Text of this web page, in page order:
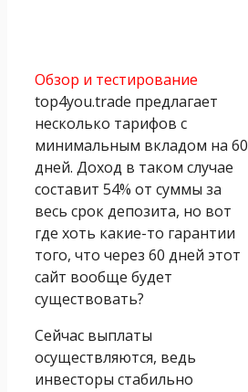
Обзор и тестирование
top4you.trade предлагает
несколько тарифов с
минимальным вкладом на 60
дней. Доход в таком случае
составит 54% от суммы за
весь срок депозита, но вот
где хоть какие-то гарантии
того, что через 60 дней этот
сайт вообще будет
существовать?
Сейчас выплаты
осуществляются, ведь
инвесторы стабильно